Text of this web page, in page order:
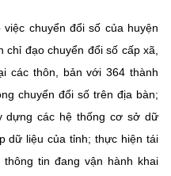
chuyển đổi số của huyện
đạo chuyển đổi số cấp xã,
các thôn, bản với 364 thành
chuyển đổi số trên địa bàn;
dựng các hệ thống cơ sở dữ
dữ liệu của tỉnh; thực hiện tái
tin đang vận hành khai